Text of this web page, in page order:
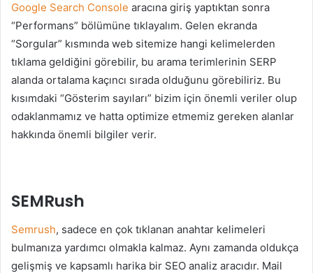
Google Search Console aracına giriş yaptıktan sonra
“Performans” bölümüne tıklayalım. Gelen ekranda
“Sorgular” kısmında web sitemize hangi kelimelerden
tıklama geldiğini görebilir, bu arama terimlerinin SERP
alanda ortalama kaçıncı sırada olduğunu görebiliriz. Bu
kısımdaki “Gösterim sayıları” bizim için önemli veriler olup
odaklanmamız ve hatta optimize etmemiz gereken alanlar
hakkında önemli bilgiler verir.
SEMRush
Semrush, sadece en çok tıklanan anahtar kelimeleri
bulmanıza yardımcı olmakla kalmaz. Aynı zamanda oldukça
gelişmiş ve kapsamlı harika bir SEO analiz aracıdır. Mail